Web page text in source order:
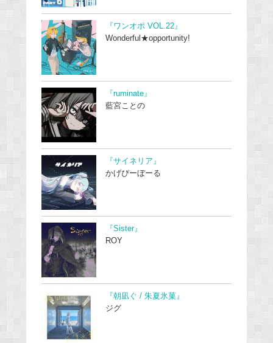
『ワンオポ VOL.22』
Wonderful★opportunity!
『ruminate』
藍宮ことの
『サイネリア』
かげぴーぼーる
『Sister』
ROY
『朝凪ぐ / 朱夏氷菓』
ジグ